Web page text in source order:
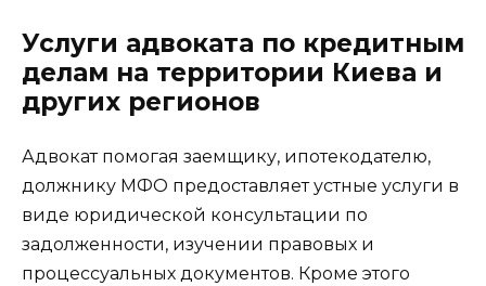
Услуги адвоката по кредитным
делам на территории Киева и
других регионов
Адвокат помогая заемщику, ипотекодателю,
должнику МФО предоставляет устные услуги в
виде юридической консультации по
задолженности, изучении правовых и
процессуальных документов. Кроме этого